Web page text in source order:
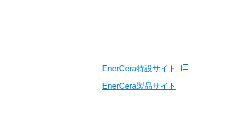
EnerCera特設サイト
新規ウィンドウを開きます
EnerCera製品サイト